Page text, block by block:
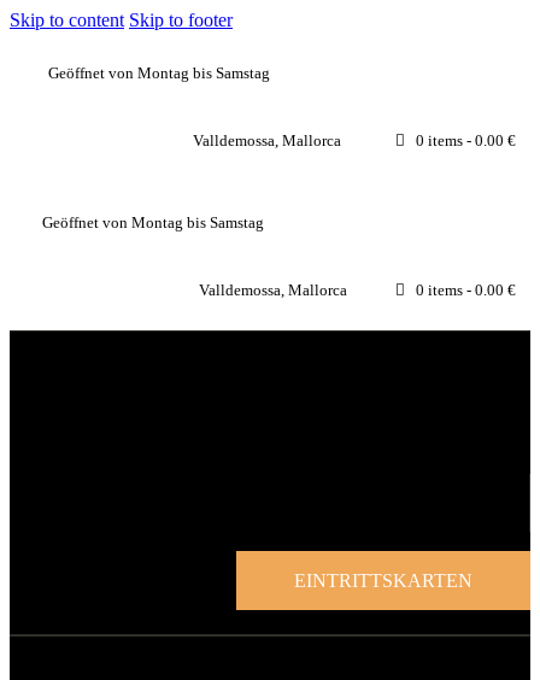
Skip to content Skip to footer
Geöffnet von Montag bis Samstag
Valldemossa, Mallorca 0 items - 0.00 €
Geöffnet von Montag bis Samstag
Valldemossa, Mallorca 0 items - 0.00 €
EINTRITTSKARTEN